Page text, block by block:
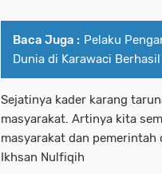
Baca Juga : Pelaku
Dunia di Karawaci
Sejatinya kader karang
masyarakat. Artinya kita
masyarakat dan pemerintah
Ikhsan Nulfiqih